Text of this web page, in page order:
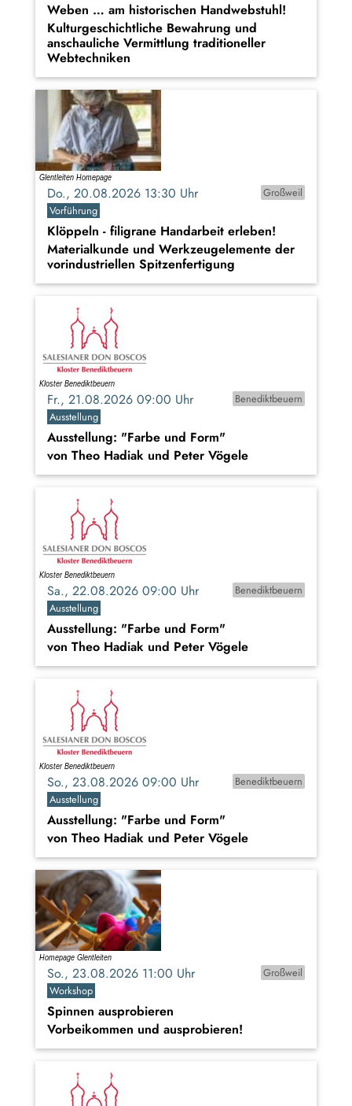
Weben … am historischen Handwebstuhl!
Kulturgeschichtliche Bewahrung und
anschauliche Vermittlung traditioneller
Webtechniken
Do., 20.08.2026 13:30 Uhr
Großweil
Vorführung
Klöppeln - filigrane Handarbeit erleben!
Materialkunde und Werkzeugelemente der
vorindustriellen Spitzenfertigung
Fr., 21.08.2026 09:00 Uhr
Benediktbeuern
Ausstellung
Ausstellung: "Farbe und Form"
von Theo Hadiak und Peter Vögele
Sa., 22.08.2026 09:00 Uhr
Benediktbeuern
Ausstellung
Ausstellung: "Farbe und Form"
von Theo Hadiak und Peter Vögele
So., 23.08.2026 09:00 Uhr
Benediktbeuern
Ausstellung
Ausstellung: "Farbe und Form"
von Theo Hadiak und Peter Vögele
So., 23.08.2026 11:00 Uhr
Großweil
Workshop
Spinnen ausprobieren
Vorbeikommen und ausprobieren!